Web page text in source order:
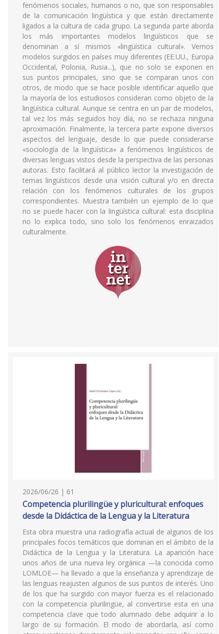
fenómenos sociales, humanos o no, que son responsables
de la comunicación lingüística y que están directamente
ligados a la cultura de cada grupo. La segunda parte aborda
los más importantes modelos lingüísticos que se
denominan a sí mismos «lingüística cultural». Vemos
modelos surgidos en países muy diferentes (EE.UU., Europa
Occidental, Polonia, Rusia...), que no solo se exponen en
sus puntos principales, sino que se comparan unos con
otros, de modo que se hace posible identificar aquello que
la mayoría de los estudiosos consideran como objeto de la
lingüística cultural. Aunque se centra en un par de modelos,
tal vez los más seguidos hoy día, no se rechaza ninguna
aproximación. Finalmente, la tercera parte expone diversos
aspectos del lenguaje, desde lo que puede considerarse
«sociología de la lingüística» a fenómenos lingüísticos de
diversas lenguas vistos desde la perspectiva de las personas
autoras. Esto facilitará al público lector la investigación de
temas lingüísticos desde una visión cultural y/o en directa
relación con los fenómenos culturales de los grupos
correspondientes. Muestra también un ejemplo de lo que
no se puede hacer con la lingüística cultural: esta disciplina
no lo explica todo, sino solo los fenómenos enraizados
culturalmente.
2026/06/26 | 61
Competencia plurilingüe y pluricultural: enfoques
desde la Didáctica de la Lengua y la Literatura
Esta obra muestra una radiografía actual de algunos de los
principales focos temáticos que dominan en el ámbito de la
Didáctica de la Lengua y la Literatura. La aparición hace
unos años de una nueva ley orgánica —la conocida como
LOMLOE— ha llevado a que la enseñanza y aprendizaje de
las lenguas reajusten algunos de sus puntos de interés. Uno
de los que ha surgido con mayor fuerza es el relacionado
con la competencia plurilingüe, al convertirse esta en una
competencia clave que todo alumnado debe adquirir a lo
largo de su formación. El modo de abordarla, así como